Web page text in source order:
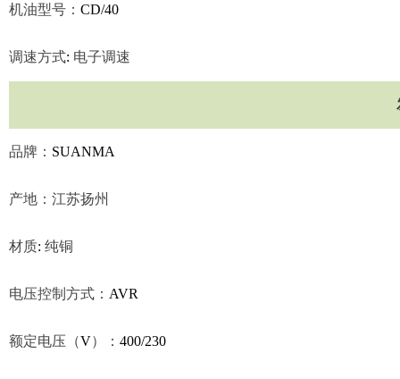
机油型号： CD/40
调速方式: 电子调速
品牌： SUANMA
产地：江苏扬州
材质: 纯铜
电压控制方式： AVR
额定电压（V）： 400/230